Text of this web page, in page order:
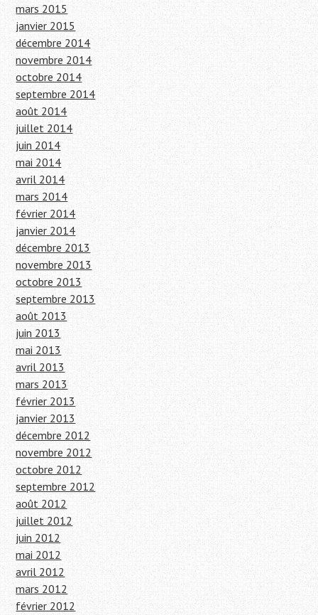
mars 2015
janvier 2015
décembre 2014
novembre 2014
octobre 2014
septembre 2014
août 2014
juillet 2014
juin 2014
mai 2014
avril 2014
mars 2014
février 2014
janvier 2014
décembre 2013
novembre 2013
octobre 2013
septembre 2013
août 2013
juin 2013
mai 2013
avril 2013
mars 2013
février 2013
janvier 2013
décembre 2012
novembre 2012
octobre 2012
septembre 2012
août 2012
juillet 2012
juin 2012
mai 2012
avril 2012
mars 2012
février 2012